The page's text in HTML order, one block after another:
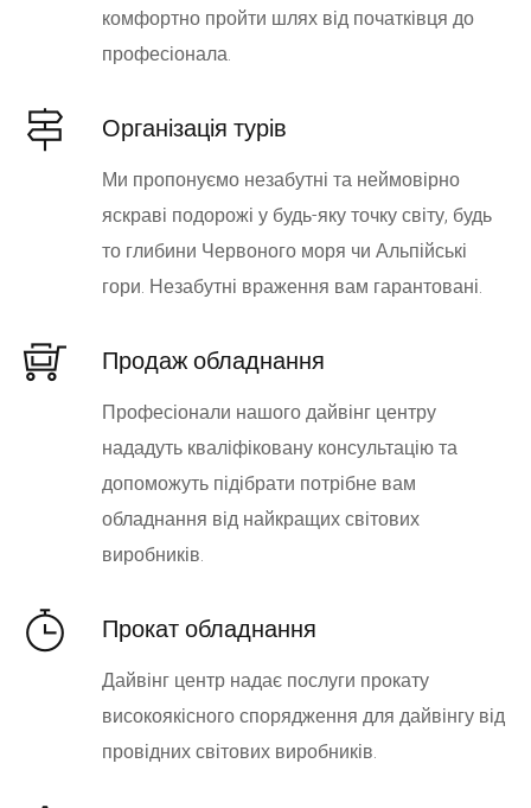
комфортно пройти шлях від початківця до
професіонала.
Організація турів
Ми пропонуємо незабутні та неймовірно
яскраві подорожі у будь-яку точку світу, будь
то глибини Червоного моря чи Альпійські
гори. Незабутні враження вам гарантовані.
Продаж обладнання
Професіонали нашого дайвінг центру
нададуть кваліфіковану консультацію та
допоможуть підібрати потрібне вам
обладнання від найкращих світових
виробників.
Прокат обладнання
Дайвінг центр надає послуги прокату
високоякісного спорядження для дайвінгу від
провідних світових виробників.